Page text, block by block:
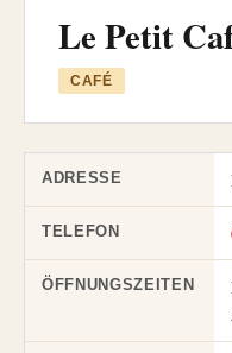
Le Petit
CAFÉ
ADRESSE
TELEFON
ÖFFNUNGSZEITEN